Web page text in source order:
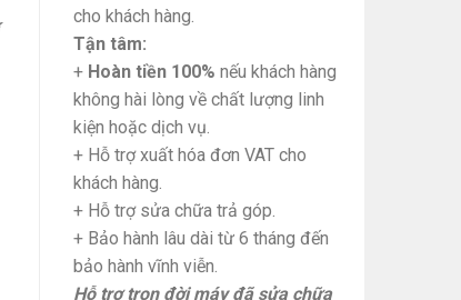
cho khách hàng.
Tận tâm:
+ Hoàn tiền 100% nếu khách hàng
không hài lòng về chất lượng linh
kiện hoặc dịch vụ.
+ Hỗ trợ xuất hóa đơn VAT cho
khách hàng.
+ Hỗ trợ sửa chữa trả góp.
+ Bảo hành lâu dài từ 6 tháng đến
bảo hành vĩnh viễn.
Hỗ trợ trọn đời máy đã sửa chữa